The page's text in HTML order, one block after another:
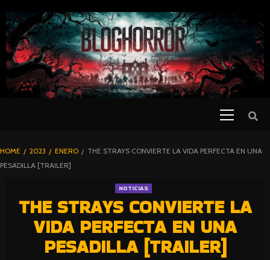
TO
CONTENT
BLOGHORROR
⋆
HOME 2023 ENERO
THE STRAYS CONVIERTE LA VIDA PERFECTA EN UNA
PESADILLA [TRAILER]
NOTICIAS
THE STRAYS CONVIERTE LA
VIDA PERFECTA EN UNA
PESADILLA [TRAILER]